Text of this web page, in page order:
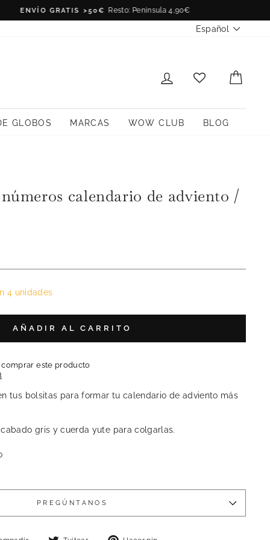
Idioma
Español
INICIAR SESIÓN
GLOBOS MARCAS WOW CLUB BLOG
calendario de adviento /
4 unidades
AÑADIR AL CARRITO
este producto
tus bolsitas para formar tu calendario de adviento más
gris y cuerda yute para colgarlas.
PREGÚNTANOS